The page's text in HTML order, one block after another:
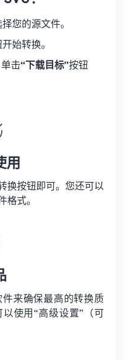
您的源文件。
始转换。
击“下载目标”按钮
用
换按钮即可。您还可以
格式。
来确保最高的转换质
使用“高级设置”（可